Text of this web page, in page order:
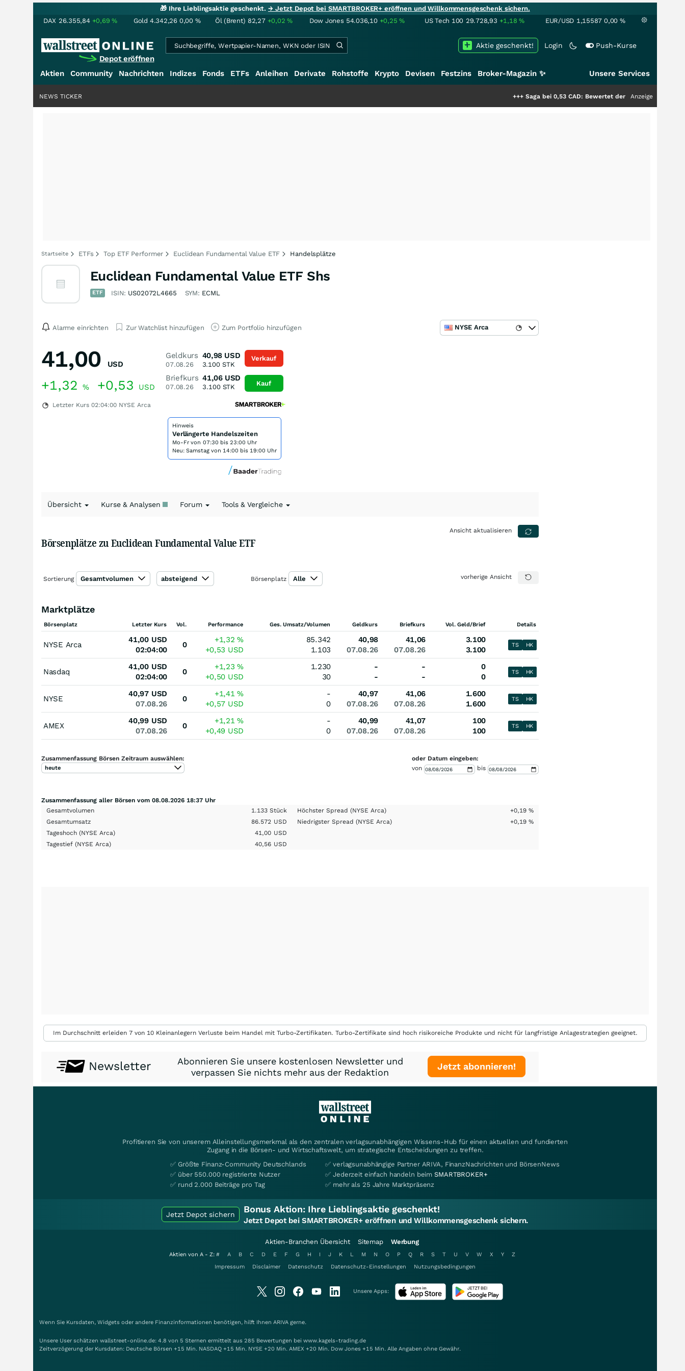
🎁 Ihre Lieblingsaktie geschenkt.→ Jetzt Depot bei SMARTBROKER+ eröffnen und Willkommensgeschenk sichern.
DAX 26.355,84 +0,69% Gold 4.342,26 0,00 % Öl (Brent) 82,27 +0,02% Dow Jones 54.036,10 +0,25% US Tech 100 29.728,93 +1,18% EUR/USD 1,15587 0,00 %
Depot eröffnen
Login Push-Kurse
Aktie geschenkt!
Aktien Community Nachrichten Indizes Fonds ETFs Anleihen Derivate Rohstoffe Krypto Devisen Festzins Broker-Magazin ✨ Unsere Services
Saga bei 0,53 CAD: Bewertet der Markt noch immer nur die
Anzeige
NEWS TICKER
Startseite ETFs Top ETF Performer Euclidean Fundamental Value ETF Handelsplätze
Euclidean Fundamental Value ETF Shs
ETF ISIN: US02072L4665 SYM: ECML
Alarme einrichten Zur Watchlist hinzufügen Zum Portfolio hinzufügen NYSE Arca
41,00 USD
+1,32 % +0,53 USD
Letzter Kurs 02:04:00 NYSE Arca
Geldkurs
07.08.26
40,98 USD
3.100STK
Briefkurs
07.08.26
41,06 USD
3.100STK
Verkauf
Kauf
Hinweis
Verlängerte Handelszeiten
Mo-Fr von 07:30 bis 23:00 Uhr
Neu: Samstag von 14:00 bis 19:00 Uhr
Übersicht Kurse & Analysen Forum Tools & Vergleiche
Börsenplätze zu Euclidean Fundamental Value ETF
Ansicht aktualisieren
Sortierung Gesamtvolumen absteigend Börsenplatz Alle vorherige Ansicht
Marktplätze
Börsenplatz Letzter Kurs Vol. Performance Ges. Umsatz/Volumen Geldkurs Briefkurs Vol. Geld/Brief Details
NYSE Arca
41,00 USD
02:04:00
0
+1,32%
+0,53 USD
85.342
1.103
40,98
07.08.26
41,06
07.08.26
3.100
3.100
TS HK
Nasdaq
41,00 USD
02:04:00
0
+1,23%
+0,50 USD
1.230
30
-
-
-
-
0
0
TS HK
NYSE
40,97 USD
07.08.26
0
+1,41%
+0,57 USD
-
0
40,97
07.08.26
41,06
07.08.26
1.600
1.600
TS HK
AMEX
40,99 USD
07.08.26
0
+1,21%
+0,49 USD
-
0
40,99
07.08.26
41,07
07.08.26
100
100
TS HK
Zusammenfassung Börsen Zeitraum auswählen:
heute
oder Datum eingeben:
von
bis
Zusammenfassung aller Börsen vom 08.08.2026 18:37 Uhr
Gesamtvolumen
1.133 Stück Höchster Spread(NYSE Arca) +0,19 %
Gesamtumsatz
86.572 USD Niedrigster Spread(NYSE Arca) +0,19 %
Tageshoch (NYSE Arca) 41,00 USD
Tagestief (NYSE Arca) 40,56 USD
Im Durchschnitt erleiden 7 von 10 Kleinanlegern Verluste beim Handel mit Turbo-Zertifikaten. Turbo-Zertifikate sind hoch risikoreiche Produkte und nicht für langfristige Anlagestrategien geeignet.
Newsletter
Abonnieren Sie unsere kostenlosen Newsletter und
verpassen Sie nichts mehr aus der Redaktion
Jetzt abonnieren!
Profitieren Sie von unserem Alleinstellungsmerkmal als den zentralen verlagsunabhängigen Wissens-Hub für einen aktuellen und fundierten
Zugang in die Börsen- und Wirtschaftswelt, um strategische Entscheidungen zu treffen.
✅ Größte Finanz-Community Deutschlands
✅ über 550.000 registrierte Nutzer
✅ rund 2.000 Beiträge pro Tag
✅ verlagsunabhängige Partner ARIVA, FinanzNachrichten und BörsenNews
✅ Jederzeit einfach handeln beimSMARTBROKER+
✅ mehr als 25 Jahre Marktpräsenz
Jetzt Depot sichern Bonus Aktion: Ihre Lieblingsaktie geschenkt!
Jetzt Depot bei SMARTBROKER+ eröffnen und Willkommensgeschenk sichern.
Aktien-Branchen Übersicht Sitemap Werbung
Aktien von A - Z: # A B C D E F G H I J K L M N O P Q R S T U V W X Y
Z
Impressum
Disclaimer Datenschutz Datenschutz-Einstellungen Nutzungsbedingungen
Unsere Apps:
Wenn Sie Kursdaten, Widgets oder andere Finanzinformationen benötigen, hilft Ihnen ARIVA gerne.
Unsere User schätzen wallstreet-online.de: 4.8 von 5 Sternen ermittelt aus 285 Bewertungen bei www.kagels-trading.de
Zeitverzögerung der Kursdaten: Deutsche Börsen +15 Min. NASDAQ +15 Min. NYSE +20 Min. AMEX +20 Min. Dow Jones +15 Min. Alle Angaben ohne Gewähr.